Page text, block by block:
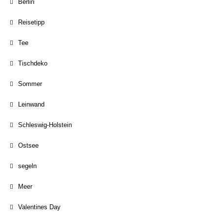
Berlin
Reisetipp
Tee
Tischdeko
Sommer
Leinwand
Schleswig-Holstein
Ostsee
segeln
Meer
Valentines Day